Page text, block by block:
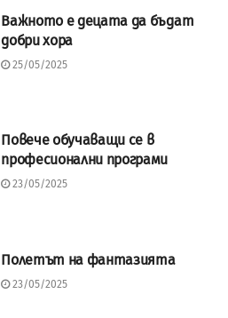
Важното е децата да бъдат
добри хора
25/05/2025
Повече обучаващи се в
професионални програми
23/05/2025
Полетът на фантазията
23/05/2025